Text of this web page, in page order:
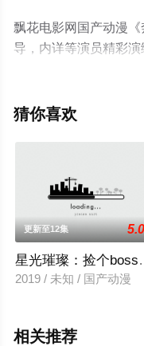
飘花电影网国产动漫
导，内详等演员精彩
（已完结），手机免
剧情网等平台了解。
猜你喜欢
更新至12集
星光璀璨：捡个boss
2019 / 未知 / 国产动漫
相关推荐